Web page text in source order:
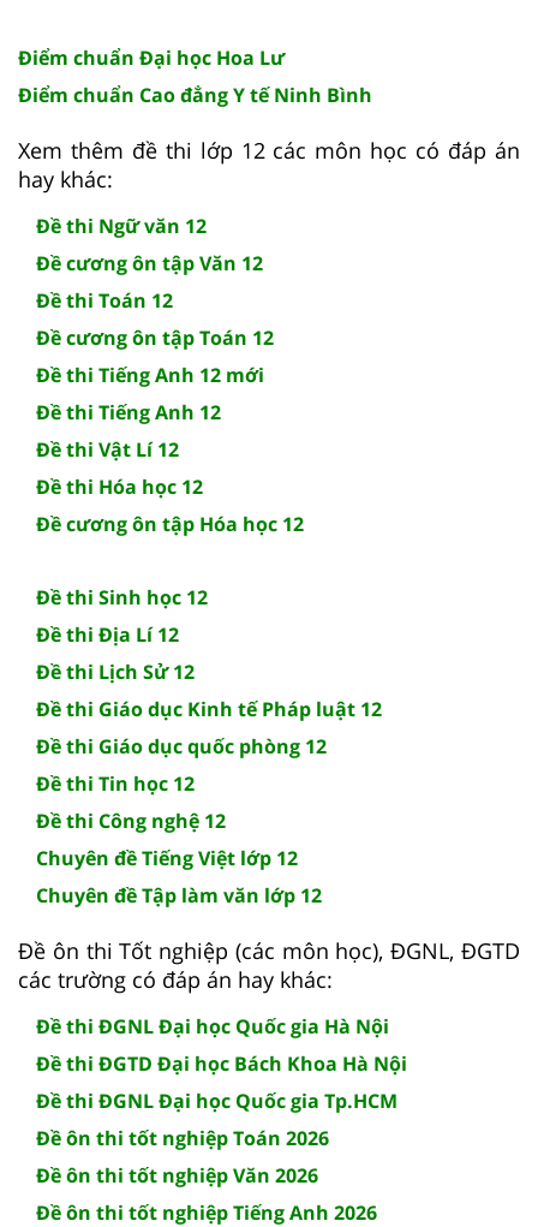
Điểm chuẩn Đại học Hoa Lư
Điểm chuẩn Cao đẳng Y tế Ninh Bình
Xem thêm đề thi lớp 12 các môn học có đáp án
hay khác:
Đề thi Ngữ văn 12
Đề cương ôn tập Văn 12
Đề thi Toán 12
Đề cương ôn tập Toán 12
Đề thi Tiếng Anh 12 mới
Đề thi Tiếng Anh 12
Đề thi Vật Lí 12
Đề thi Hóa học 12
Đề cương ôn tập Hóa học 12
Đề thi Sinh học 12
Đề thi Địa Lí 12
Đề thi Lịch Sử 12
Đề thi Giáo dục Kinh tế Pháp luật 12
Đề thi Giáo dục quốc phòng 12
Đề thi Tin học 12
Đề thi Công nghệ 12
Chuyên đề Tiếng Việt lớp 12
Chuyên đề Tập làm văn lớp 12
Đề ôn thi Tốt nghiệp (các môn học), ĐGNL, ĐGTD
các trường có đáp án hay khác:
Đề thi ĐGNL Đại học Quốc gia Hà Nội
Đề thi ĐGTD Đại học Bách Khoa Hà Nội
Đề thi ĐGNL Đại học Quốc gia Tp.HCM
Đề ôn thi tốt nghiệp Toán 2026
Đề ôn thi tốt nghiệp Văn 2026
Đề ôn thi tốt nghiệp Tiếng Anh 2026